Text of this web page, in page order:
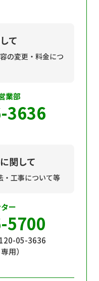
て
の変更・料金につ
業部
3636
関して
・工事について等
ー
5700
05-3636
用）